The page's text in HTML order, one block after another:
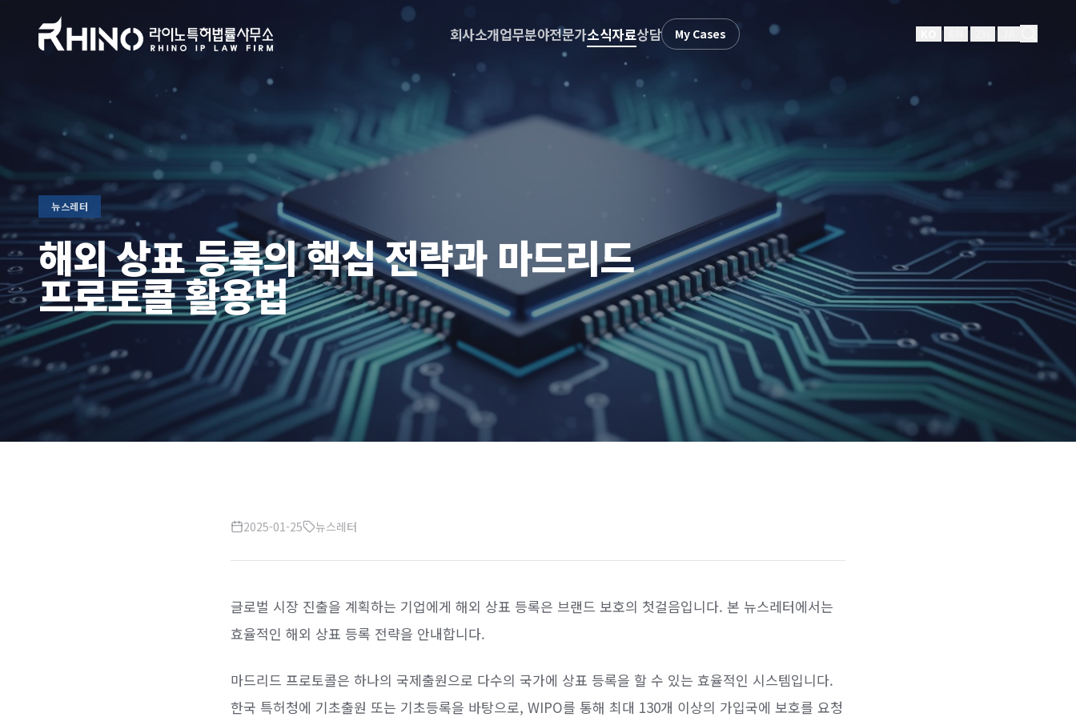
회사소개업무분야전문가소식자료상담 My Cases | | |
뉴스레터
해외 상표 등록의 핵심 전략과 마드리드
프로토콜 활용법
2025-01-25 뉴스레터
글로벌 시장 진출을 계획하는 기업에게 해외 상표 등록은 브랜드 보호의 첫걸음입니다. 본 뉴스레터에서는
효율적인 해외 상표 등록 전략을 안내합니다.
마드리드 프로토콜은 하나의 국제출원으로 다수의 국가에 상표 등록을 할 수 있는 효율적인 시스템입니다.
한국 특허청에 기초출원 또는 기초등록을 바탕으로, WIPO를 통해 최대 130개 이상의 가입국에 보호를 요청